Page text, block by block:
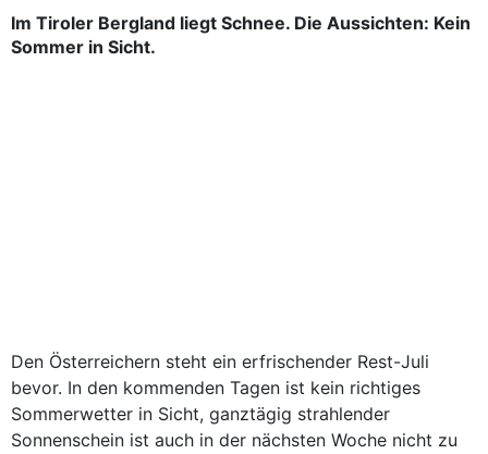
Im Tiroler Bergland liegt Schnee. Die Aussichten: Kein
Sommer in Sicht.
Den Österreichern steht ein erfrischender Rest-Juli
bevor. In den kommenden Tagen ist kein richtiges
Sommerwetter in Sicht, ganztägig strahlender
Sonnenschein ist auch in der nächsten Woche nicht zu